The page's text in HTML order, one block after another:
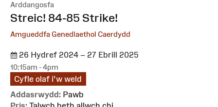
Arddangosfa
:Streic! 84-85 Strike!
Amgueddfa Genedlaethol Caerdydd
26 Hydref 2024 – 27 Ebrill 2025
10:15am - 4pm
Cyfle olaf i'w weld
Addasrwydd: Pawb